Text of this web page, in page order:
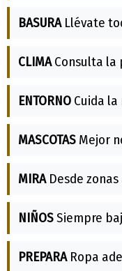
BASURALlévate
CLIMAConsulta la
ENTORNO Cuida
MASCOTAS Mejor
MIRADesde zonas
NIÑOSSiempre
PREPARARopa